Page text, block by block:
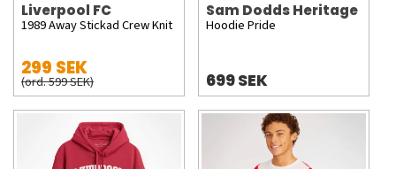
Liverpool FC
1989 Away Stickad Crew Knit
299 SEK
(ord. 599 SEK)
Sam Dodds Heritage
Hoodie Pride
699 SEK